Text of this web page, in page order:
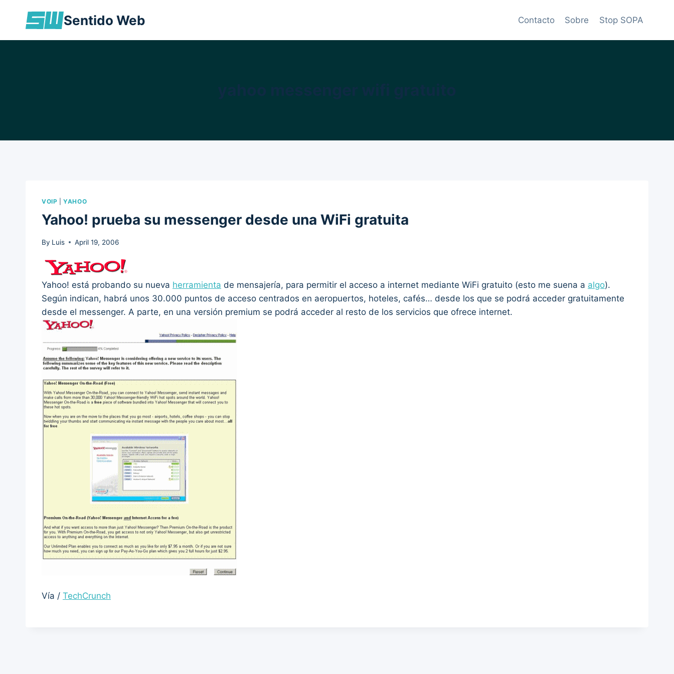
Sentido Web Contacto Sobre Stop SOPA
VOIP |YAHOO
Yahoo! prueba su messenger desde una WiFi gratuita
By Luis April 19, 2006
Yahoo! está probando su nueva herramienta de mensajería, para permitir el acceso a internet mediante WiFi gratuito (esto me suena a algo).
Según indican, habrá unos 30.000 puntos de acceso centrados en aeropuertos, hoteles, cafés… desde los que se podrá acceder gratuitamente
desde el messenger. A parte, en una versión premium se podrá acceder al resto de los servicios que ofrece internet.
Vía / TechCrunch